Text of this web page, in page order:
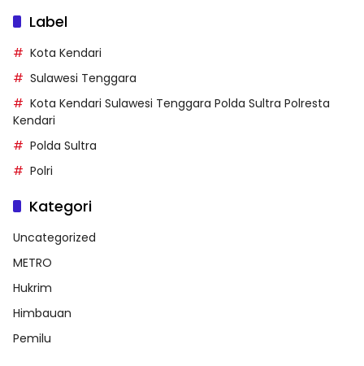
Label
Kota Kendari
Sulawesi Tenggara
Kota Kendari Sulawesi Tenggara Polda Sultra Polresta
Kendari
Polda Sultra
Polri
Kategori
Uncategorized
METRO
Hukrim
Himbauan
Pemilu